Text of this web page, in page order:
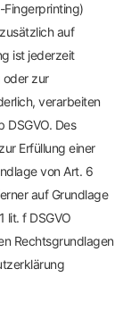
Fingerprinting)
auf
ist jederzeit
oder zur
verarbeiten
DSGVO. Des
Erfüllung einer
von Art. 6
auf Grundlage
lit. f DSGVO
Rechtsgrundlagen